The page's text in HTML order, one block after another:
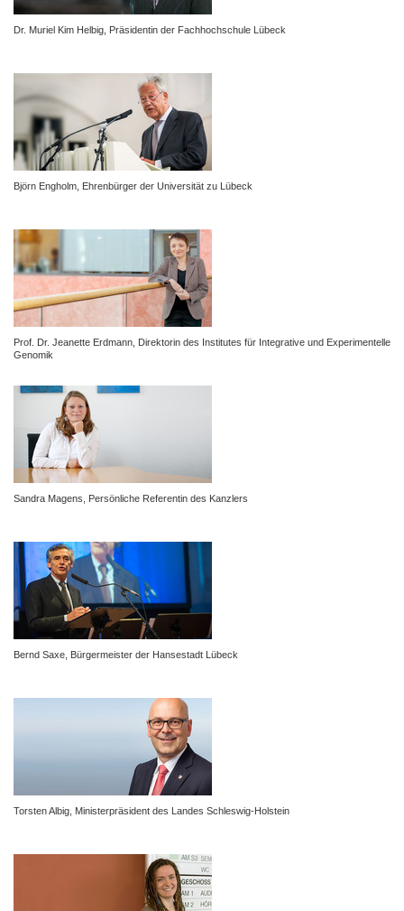
Dr. Muriel Kim Helbig, Präsidentin der Fachhochschule Lübeck
Björn Engholm, Ehrenbürger der Universität zu Lübeck
Prof. Dr. Jeanette Erdmann, Direktorin des Institutes für Integrative und Experimentelle
Genomik
Sandra Magens, Persönliche Referentin des Kanzlers
Bernd Saxe, Bürgermeister der Hansestadt Lübeck
Torsten Albig, Ministerpräsident des Landes Schleswig-Holstein